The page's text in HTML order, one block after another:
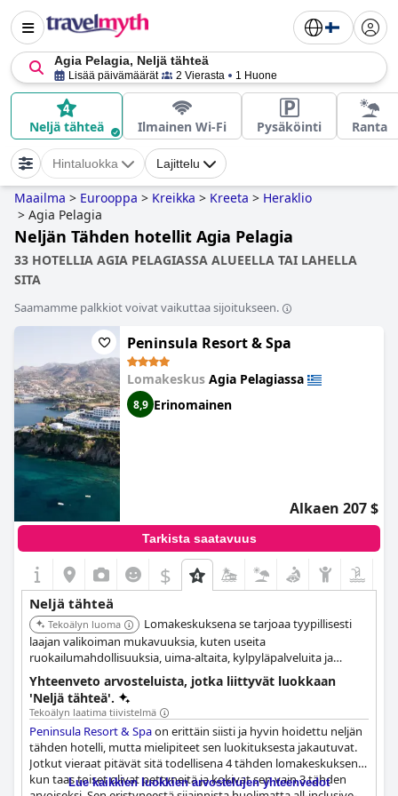
Agia Pelagia, Neljä tähteä
Lisää päivämäärät 2 Vierasta 1 Huone
Neljä tähteä Ilmainen Wi-Fi Pysäköinti Ranta
Hintaluokka Lajittelu
Maailma > Eurooppa > Kreikka > Kreeta > Heraklio
> Agia Pelagia
Neljän Tähden hotellit Agia Pelagia
33 HOTELLIA AGIA PELAGIASSA ALUEELLA TAI LAHELLA
SITA
Saamamme palkkiot voivat vaikuttaa sijoitukseen.
Peninsula Resort & Spa
Lomakeskus Agia Pelagiassa
8,9 Erinomainen
Alkaen 207 $
Tarkista saatavuus
$
Neljä tähteä
Tekoälyn luoma
Lomakeskuksena se tarjoaa tyypillisesti
laajan valikoiman mukavuuksia, kuten useita
ruokailumahdollisuuksia, uima-altaita, kylpyläpalveluita ja
vapaa-ajan aktiviteetteja, tarjoten mukavan ja hyvin varustellun
kokemuksen. "Spa"-nimitys osoittaa lisäksi keskittymistä
rentoutumiseen ja korkealaatuiseen palveluun.
Yhteenveto arvosteluista, jotka liittyvät luokkaan
'Neljä tähteä'.
Tekoälyn laatima tiivistelmä
Peninsula Resort & Spaon erittäin siisti ja hyvin hoidettu neljän
tähden hotelli, mutta mielipiteet sen luokituksesta jakautuvat.
Jotkut vieraat pitävät sitä todellisena 4 tähden lomakeskuksena,
kun taas toiset olivat pettyneitä ja kokivat sen vain 3 tähden
Lue kaikkien luokkien arvostelujen yhteenvedot